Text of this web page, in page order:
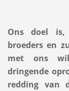
Ons doel
broeders en
met ons
dringende
redding van